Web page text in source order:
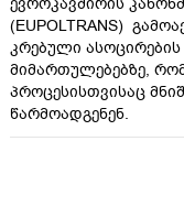
(EUPOLTRANS)
კრებული
მიმართულებებზე,
პროცესისთვისაც
წარმოადგენენ.